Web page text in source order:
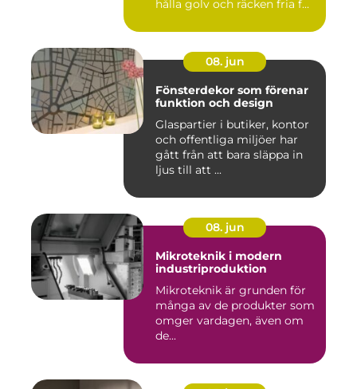
hålla golv och räcken fria f...
08. jun
Fönsterdekor som förenar
funktion och design
Glaspartier i butiker, kontor
och offentliga miljöer har
gått från att bara släppa in
ljus till att ...
08. jun
Mikroteknik i modern
industriproduktion
Mikroteknik är grunden för
många av de produkter som
omger vardagen, även om
de...